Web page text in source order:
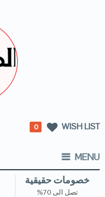
WISH LIST
0
MENU
خصومات حقيقية
تصل الى 70%